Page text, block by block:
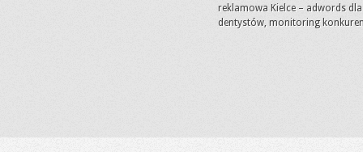
reklamowa Kielce – adwords dla
dentystów, monitoring